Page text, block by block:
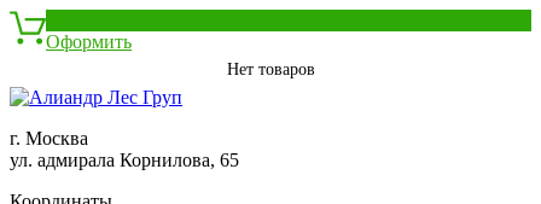
Оформить
Нет товаров
г. Москва
ул. адмирала Корнилова, 65